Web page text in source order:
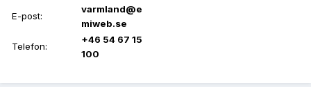
E-post:
varmland@e
miweb.se
Telefon:
+46 54 67 15
100